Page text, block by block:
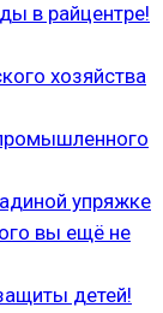
в райцентре!
хозяйства
упряжке
вы ещё не
детей!